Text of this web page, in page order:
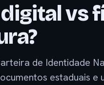
vs
de Identidade
estaduais e